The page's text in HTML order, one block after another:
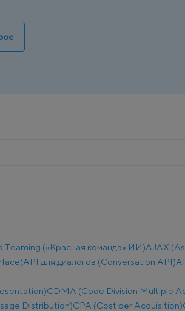
Teaming («Красная команда» ИИ)AJAX
API для диалогов (Conversation API)
CDMA (Code Division Multiple
Distribution)CPA (Cost per Acquisition)